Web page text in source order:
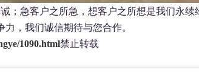
；急客户之所急，想客户之所想是我们永
，我们诚信期待与您合作。
1090.html禁止转载